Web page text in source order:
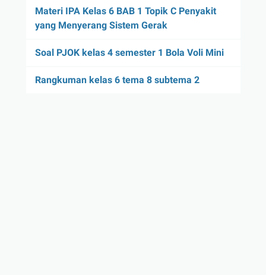
Materi IPA Kelas 6 BAB 1 Topik C Penyakit
yang Menyerang Sistem Gerak
Soal PJOK kelas 4 semester 1 Bola Voli Mini
Rangkuman kelas 6 tema 8 subtema 2